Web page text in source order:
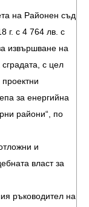
на Районен съд
г. с 4 764 лв. с
извършване на
с цел
за енергийна
райони“, по
и
власт за
ръководител на